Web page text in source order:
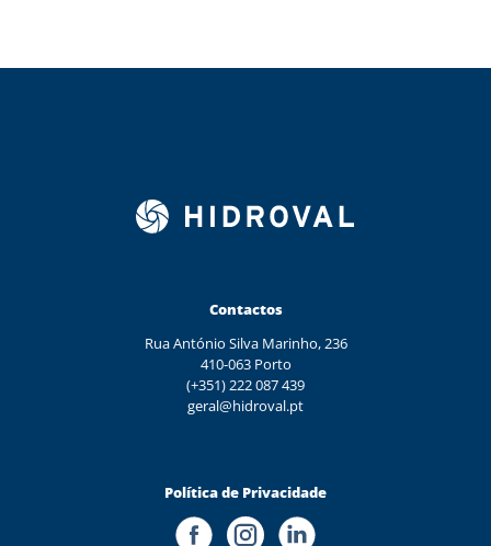
Contactos
Rua António Silva Marinho, 236
410-063 Porto
(+351) 222 087 439
geral@hidroval.pt
Política de Privacidade